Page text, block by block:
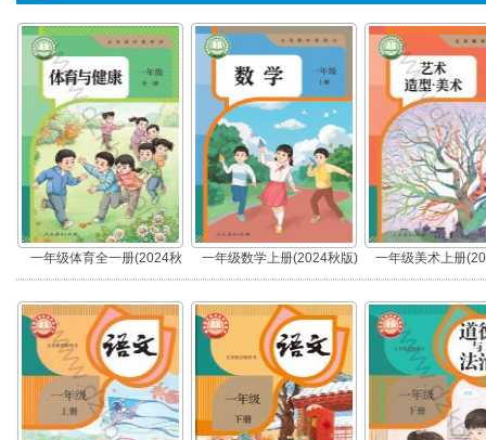
一年级体育全一册(2024秋
版)
一年级数学上册(2024秋版) 一年级美术上册